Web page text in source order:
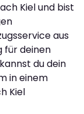
Kiel und bist
aus
für deinen
du dein
in einem
Kiel